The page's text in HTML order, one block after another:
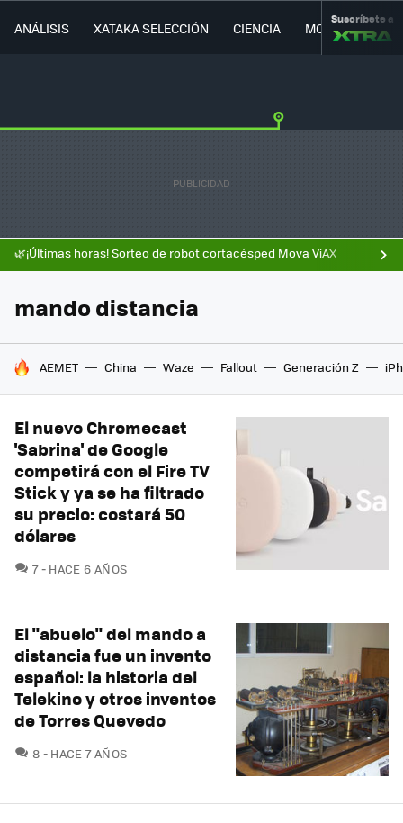
ANÁLISIS XATAKA SELECCIÓN CIENCIA MOVILIDAD
Suscríbete a
🌿¡Últimas horas! Sorteo de robot cortacésped Mova ViAX
mando distancia
HOY SE HABLA DE
AEMET China Waze Fallout Generación Z
El nuevo Chromecast
'Sabrina' de Google
competirá con el Fire TV
Stick y ya se ha filtrado
su precio: costará 50
dólares
7COMENTARIOS
HACE 6 AÑOS
El "abuelo" del mando a
distancia fue un invento
español: la historia del
Telekino y otros inventos
de Torres Quevedo
8 COMENTARIOS
HACE 7 AÑOS